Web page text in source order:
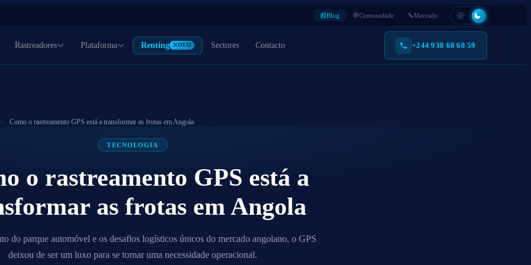
📰Blog 💬Comunidade 🔧Mercado
Rastreadores Plataforma Renting NOVO Sectores Contacto +244 938 68 68 59
Plug & play na porta OBD.
Instalação sem ferramentas.
Plataforma completa com relatórios, alertas e gestão de
› Como o rastreamento GPS está a transformar as frotas em Angola
TECNOLOGIA
o rastreamento GPS está a
as frotas em Angola
do parque automóvel e os desafios logísticos únicos do mercado angolano, o GPS
deixou de ser um luxo para se tornar uma necessidade operacional.